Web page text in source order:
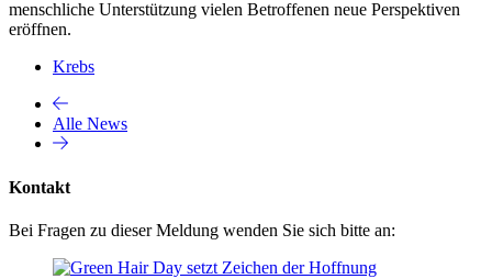
menschliche Unterstützung vielen Betroffenen neue Perspektiven
eröffnen.
Krebs
Alle News
Kontakt
Bei Fragen zu dieser Meldung wenden Sie sich bitte an: